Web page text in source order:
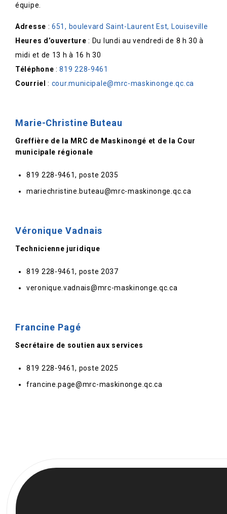
équipe.
Adresse :651, boulevard Saint-Laurent Est, Louiseville
Heures d’ouverture : Du lundi au vendredi de 8 h 30 à
midi et de 13 h à 16 h 30
Téléphone :819 228-9461
Courriel : cour.municipale@mrc-maskinonge.qc.ca
Marie-Christine Buteau
Greffière de la MRC de Maskinongé et de la Cour
municipale régionale
819 228-9461, poste 2035
mariechristine.buteau@mrc-maskinonge.qc.ca
Véronique Vadnais
Technicienne juridique
819 228-9461, poste 2037
veronique.vadnais@mrc-maskinonge.qc.ca
Francine Pagé
Secrétaire de soutien aux services
819 228-9461, poste 2025
francine.page@mrc-maskinonge.qc.ca